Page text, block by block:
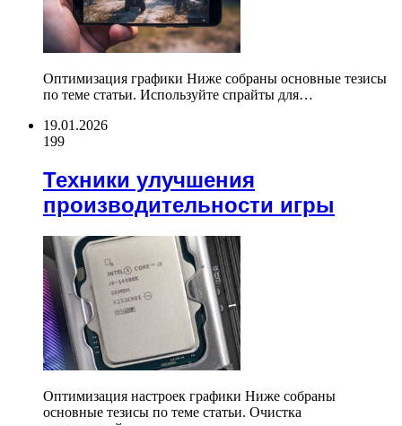
Оптимизация графики Ниже собраны основные тезисы
по теме статьи. Используйте спрайты для…
19.01.2026
199
Техники улучшения
производительности игры
Оптимизация настроек графики Ниже собраны
основные тезисы по теме статьи. Очистка